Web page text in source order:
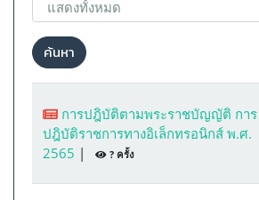
ค้นหา
การปฎิบัติตามพระราชบัญญัติ การ
ปฎิบัติราชการทางอิเล็กทรอนิกส์ พ.ศ.
2565 | ? ครั้ง